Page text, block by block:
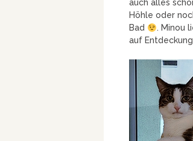
auch alles
Höhle oder
Bad
. Minou
auf